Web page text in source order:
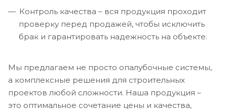
Контроль качества – вся продукция проходит
проверку перед продажей, чтобы исключить
брак и гарантировать надежность на объекте.
Мы предлагаем не просто опалубочные системы,
а комплексные решения для строительных
проектов любой сложности. Наша продукция –
это оптимальное сочетание цены и качества,